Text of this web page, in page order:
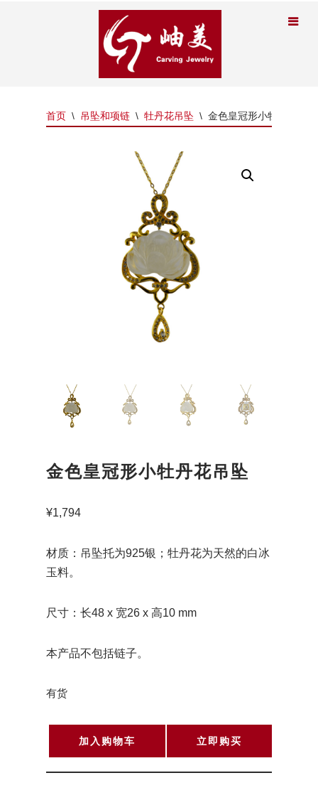
首页 \ 吊坠和项链 \ 牡丹花吊坠 \ 金色皇冠形小牡丹花吊坠
金色皇冠形小牡丹花吊坠
¥1,794
材质：吊坠托为925银；牡丹花为天然的白冰
玉料。
尺寸：长48 x 宽26 x 高10 mm
本产品不包括链子。
有货
加入购物车 立即购买